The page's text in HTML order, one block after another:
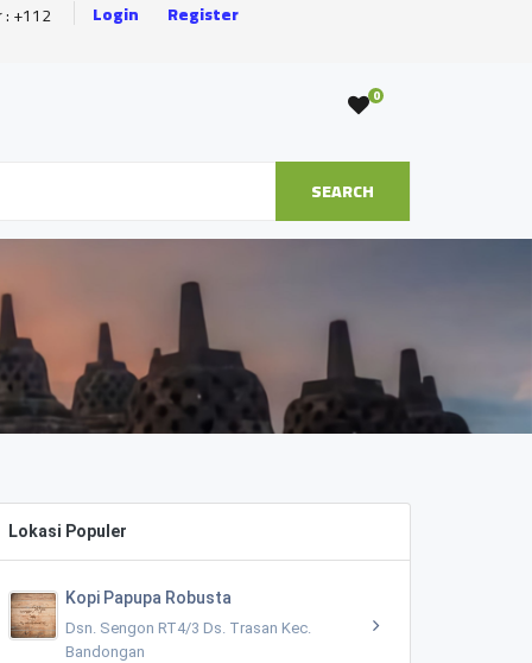
: +112 Login Register
0
SEARCH
Lokasi Populer
Kopi Papupa Robusta
Dsn. Sengon RT4/3 Ds. Trasan Kec.
Bandongan